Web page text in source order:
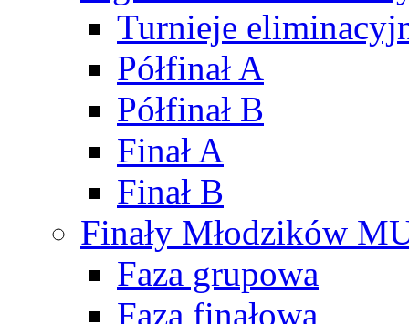
Turnieje
Półfinał A
Półfinał B
Finał A
Finał B
Finały Młodzików
Faza grupowa
Faza finałowa